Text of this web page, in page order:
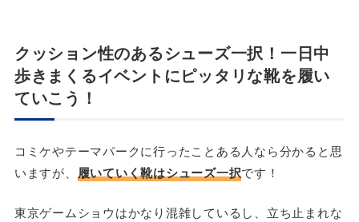
クッション性のあるシューズ一択！一日中
歩きまくるイベントにピッタリな靴を履い
ていこう！
コミケやテーマパークに行ったことある人なら分かると思
いますが、 履いていく靴はシューズ一択です！
東京ゲームショウはかなり混雑しているし、立ち止まれな